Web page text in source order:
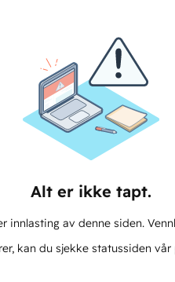
Alt er ikke tapt.
innlasting av denne siden.
kan du sjekke statussiden vår